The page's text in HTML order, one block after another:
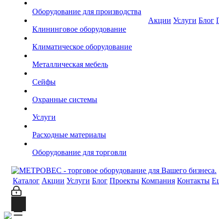
Оборудование для производства
Клининговое оборудование
Климатическое оборудование
Металлическая мебель
Сейфы
Охранные системы
Услуги
Расходные материалы
Оборудование для торговли
Акции Услуги Блог
Каталог Акции Услуги Блог Проекты Компания Контакты